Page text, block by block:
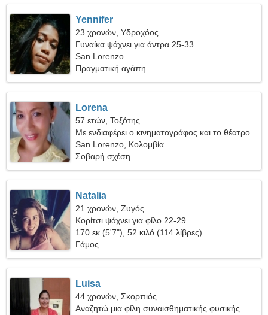
Yennifer
23 χρονών, Υδροχόος
Γυναίκα ψάχνει για άντρα 25-33
San Lorenzo
Πραγματική αγάπη
Lorena
57 ετών, Τοξότης
Με ενδιαφέρει ο κινηματογράφος και το θέατρο
San Lorenzo, Κολομβία
Σοβαρή σχέση
Natalia
21 χρονών, Ζυγός
Κορίτσι ψάχνει για φίλο 22-29
170 εκ (5'7"), 52 κιλό (114 λίβρες)
Γάμος
Luisa
44 χρονών, Σκορπιός
Αναζητώ μια φίλη συναισθηματικής φυσικής